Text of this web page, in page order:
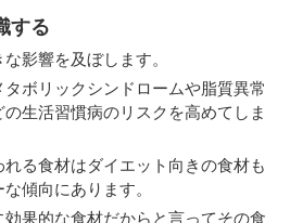
する
影響を及ぼします。
ボリックシンドロームや脂質異常
生活習慣病のリスクを高めてしま
る食材はダイエット向きの食材も
傾向にあります。
果的な食材だからと言ってその食